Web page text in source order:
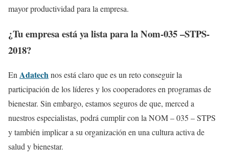
mayor productividad para la empresa.
¿Tu empresa está ya lista para la Nom-035 –STPS-
2018?
EnAdatechnos está claro que es un reto conseguir la
participación de los líderes y los cooperadores en programas de
bienestar. Sin embargo, estamos seguros de que, merced a
nuestros especialistas, podrá cumplir con la NOM – 035 – STPS
y también implicar a su organización en una cultura activa de
salud y bienestar.